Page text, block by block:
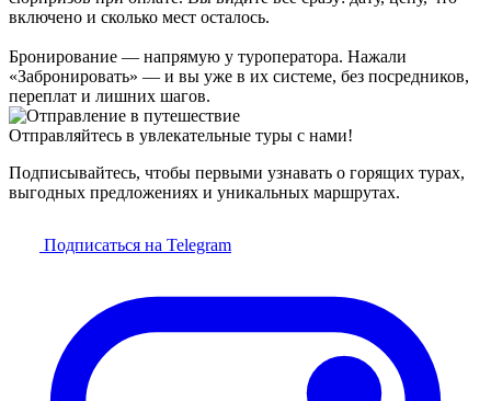
включено и сколько мест осталось.
Бронирование — напрямую у туроператора. Нажали
«Забронировать» — и вы уже в их системе, без посредников,
переплат и лишних шагов.
Отправляйтесь в увлекательные туры с нами!
Подписывайтесь, чтобы первыми узнавать о горящих турах,
выгодных предложениях и уникальных маршрутах.
Подписаться на Telegram